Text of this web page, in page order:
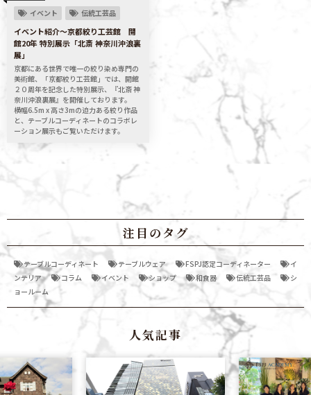
イベント 伝統工芸品
イベント紹介〜京都絞り工芸館 開
館20年 特別展示「北斎 神奈川沖浪裏
展」
京都にある世界で唯一の絞り染め専門の
美術館、「京都絞り工芸館」では、開館
２０周年を記念した特別展示、『北斎 神
奈川沖浪裏展』を開催しております。
横幅6.5m x 高さ3mの迫力ある絞り作品
と、テーブルコーディネートのコラボレ
ーション展示もご覧いただけます。
注目のタグ
テーブルコーディネート テーブルウェア FSPJ認定コーディネーター
イ
ンテリア
コラム イベント ショップ 和食器 伝統工芸品
シ
ョールーム
人気記事